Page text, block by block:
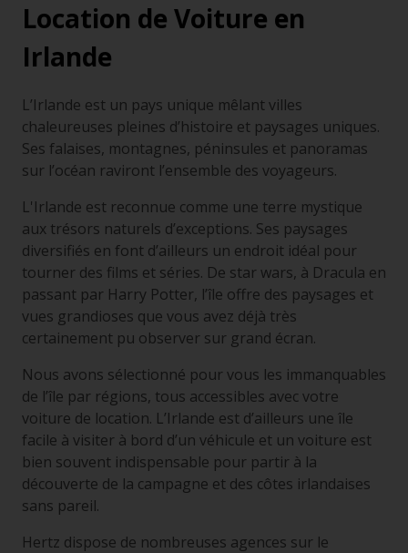
Location de Voiture en
Irlande
L’Irlande est un pays unique mêlant villes
chaleureuses pleines d’histoire et paysages uniques.
Ses falaises, montagnes, péninsules et panoramas
sur l’océan raviront l’ensemble des voyageurs.
L'Irlande est reconnue comme une terre mystique
aux trésors naturels d’exceptions. Ses paysages
diversifiés en font d’ailleurs un endroit idéal pour
tourner des films et séries. De star wars, à Dracula en
passant par Harry Potter, l’île offre des paysages et
vues grandioses que vous avez déjà très
certainement pu observer sur grand écran.
Nous avons sélectionné pour vous les immanquables
de l’île par régions, tous accessibles avec votre
voiture de location. L’Irlande est d’ailleurs une île
facile à visiter à bord d’un véhicule et un voiture est
bien souvent indispensable pour partir à la
découverte de la campagne et des côtes irlandaises
sans pareil.
Hertz dispose de nombreuses agences sur le